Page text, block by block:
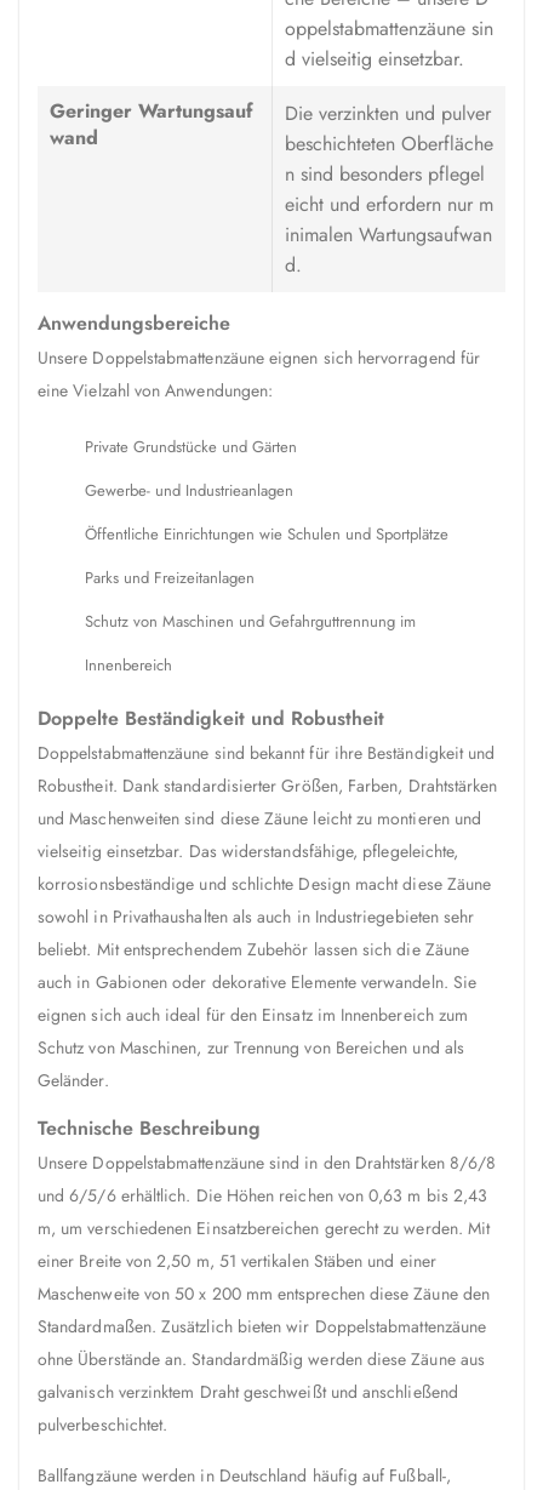
oppelstabmattenzäune sin
d vielseitig einsetzbar.
Geringer Wartungsauf
wand
Die verzinkten und pulver
beschichteten Oberfläche
n sind besonders pflegel
eicht und erfordern nur m
inimalen Wartungsaufwan
d.
Anwendungsbereiche
Unsere Doppelstabmattenzäune eignen sich hervorragend für
eine Vielzahl von Anwendungen:
Private Grundstücke und Gärten
Gewerbe- und Industrieanlagen
Öffentliche Einrichtungen wie Schulen und Sportplätze
Parks und Freizeitanlagen
Schutz von Maschinen und Gefahrguttrennung im
Innenbereich
Doppelte Beständigkeit und Robustheit
Doppelstabmattenzäune sind bekannt für ihre Beständigkeit und
Robustheit. Dank standardisierter Größen, Farben, Drahtstärken
und Maschenweiten sind diese Zäune leicht zu montieren und
vielseitig einsetzbar. Das widerstandsfähige, pflegeleichte,
korrosionsbeständige und schlichte Design macht diese Zäune
sowohl in Privathaushalten als auch in Industriegebieten sehr
beliebt. Mit entsprechendem Zubehör lassen sich die Zäune
auch in Gabionen oder dekorative Elemente verwandeln. Sie
eignen sich auch ideal für den Einsatz im Innenbereich zum
Schutz von Maschinen, zur Trennung von Bereichen und als
Geländer.
Technische Beschreibung
Unsere Doppelstabmattenzäune sind in den Drahtstärken 8/6/8
und 6/5/6 erhältlich. Die Höhen reichen von 0,63 m bis 2,43
m, um verschiedenen Einsatzbereichen gerecht zu werden. Mit
einer Breite von 2,50 m, 51 vertikalen Stäben und einer
Maschenweite von 50 x 200 mm entsprechen diese Zäune den
Standardmaßen. Zusätzlich bieten wir Doppelstabmattenzäune
ohne Überstände an. Standardmäßig werden diese Zäune aus
galvanisch verzinktem Draht geschweißt und anschließend
pulverbeschichtet.
Ballfangzäune werden in Deutschland häufig auf Fußball-,